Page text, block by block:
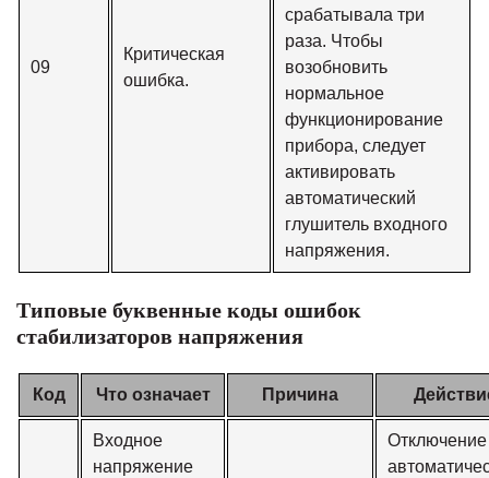
09
Критическая
ошибка.
срабатывала три
раза. Чтобы
возобновить
нормальное
функционирование
прибора, следует
активировать
автоматический
глушитель входного
напряжения.
Типовые буквенные коды ошибок
стабилизаторов напряжения
Код Что означает Причина
Входное
напряжение
Отключение